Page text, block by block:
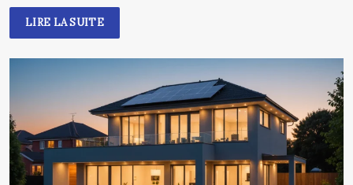
LIRE LA SUITE